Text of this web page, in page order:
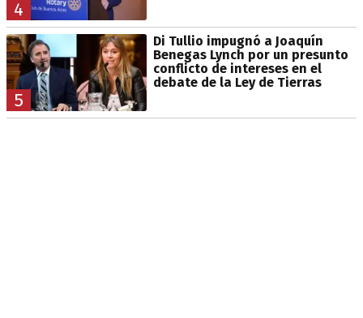
4
5
Di Tullio impugnó a Joaquín
Benegas Lynch por un presunto
conflicto de intereses en el
debate de la Ley de Tierras